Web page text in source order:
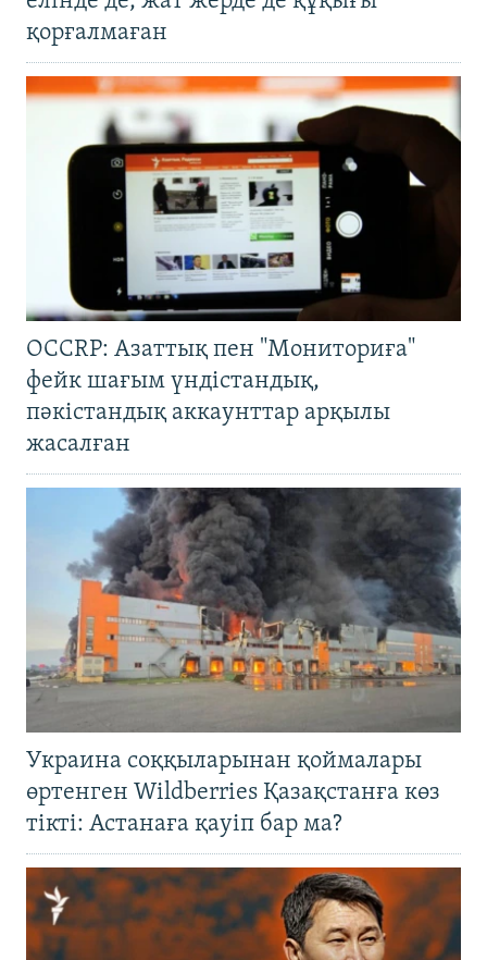
қорғалмаған
OCCRP: Азаттық пен "Мониториға"
фейк шағым үндістандық,
пәкістандық аккаунттар арқылы
жасалған
Украина соққыларынан қоймалары
өртенген Wildberries Қазақстанға көз
тікті: Астанаға қауіп бар ма?